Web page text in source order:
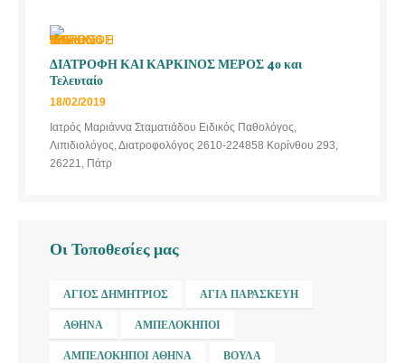
ΔΙΑΤΡΟΦΗ ΚΑΙ ΚΑΡΚΙΝΟΣ ΜΕΡΟΣ 4ο και
Τελευταίο
18/02/2019
Ιατρός Μαριάννα Σταματιάδου Ειδικός Παθολόγος,
Λιπιδιολόγος, Διατροφολόγος 2610-224858 Κορίνθου 293,
26221, Πάτρ
Οι Τοποθεσίες μας
ΆΓΙΟΣ ΔΗΜΉΤΡΙΟΣ ΑΓΊΑ ΠΑΡΑΣΚΕΥΉ
ΑΘΉΝΑ ΑΜΠΕΛΌΚΗΠΟΙ
ΑΜΠΕΛΌΚΗΠΟΙ ΑΘΉΝΑ ΒΟΎΛΑ